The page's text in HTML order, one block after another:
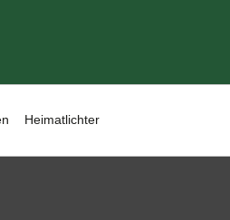
Heimatlichter